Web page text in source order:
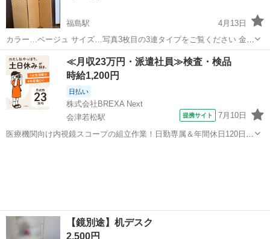
福島駅
4月13日
カラー…ベージュ サイズ…写真3枚目の3連タイプをご覧ください 金具
のサビもなく、きれいな状態です。 取りに来ていただける方にお願い
します。
福島 福島市 福島駅 オフィス用家具 折りたたみ
≪月収23万円・派遣社員≫検査・検品
時給1,200円
日払い
株式会社BREXA Next
会津若松駅
提携サイト 7月10日
医療機関向け内視鏡スコープの組立作業！日勤専属＆年間休日120日
【鏡別途】机デスク
2,500円